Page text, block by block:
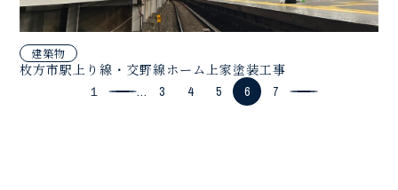
建築物
枚方市駅上り線・交野線ホーム上家塗装工事
１ ... 3 4 5 6 7